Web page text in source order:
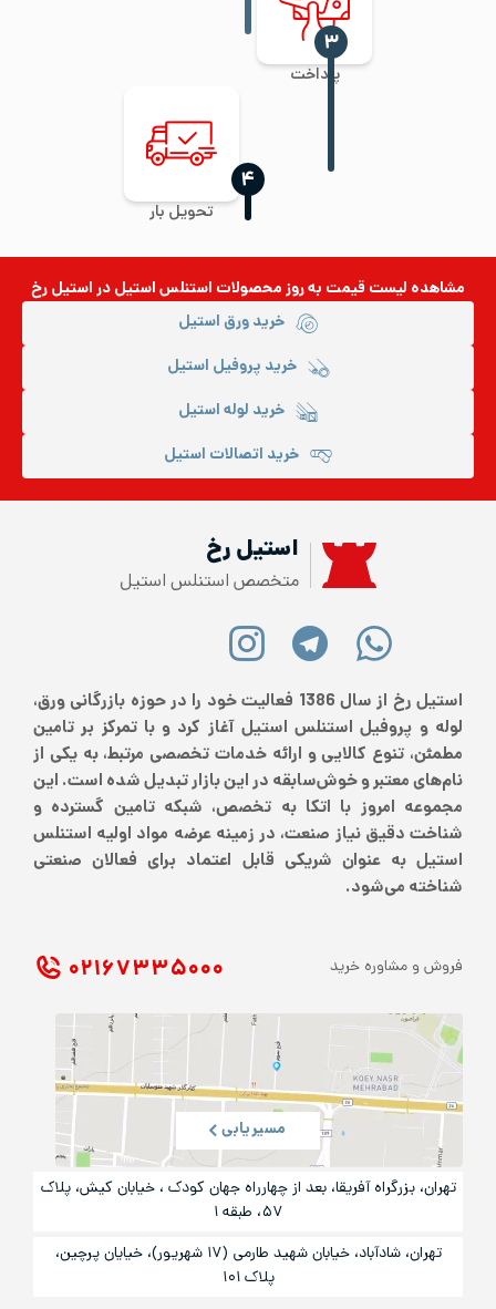
پرداخت
‍۳
تحویل بار
‍۴
مشاهده لیست قیمت به روزمحصولات استنلس استیلدر استیل رخ
خرید ورق استیل
خرید پروفیل استیل
خرید لوله استیل
خرید اتصالات استیل
استیل رخ
متخصص استنلس استیل
استیل رخ از سال 1386 فعالیت خود را در حوزه بازرگانی ورق،
لوله و پروفیل استنلس استیل آغاز کرد و با تمرکز بر تامین
مطمئن، تنوع کالایی و ارائه خدمات تخصصی مرتبط، به یکی از
نام‌های معتبر و خوش‌سابقه در این بازار تبدیل شده است. این
مجموعه امروز با اتکا به تخصص، شبکه تامین گسترده و
شناخت دقیق نیاز صنعت، در زمینه عرضه مواد اولیه استنلس
استیل به عنوان شریکی قابل اعتماد برای فعالان صنعتی
شناخته می‌شود.
فروش و مشاوره خرید ۰۲۱ ۶۷۳۳۵۰۰۰
مسیریابی
تهران، بزرگراه آفریقا، بعد از چهارراه جهان کودک ، خیابان کیش، پلاک
۵۷، طبقه ۱
تهران، شادآباد، خیابان شهید طارمی (۱۷ شهریور)، خیایان پرچین،
پلاک ۱۰۱